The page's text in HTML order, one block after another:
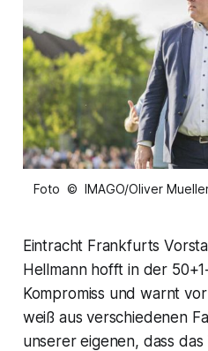
Foto © IMAGO/Oliver
Eintracht Frankfurts
Hellmann hofft in der
Kompromiss und warnt
weiß aus verschiedenen
unserer eigenen, dass